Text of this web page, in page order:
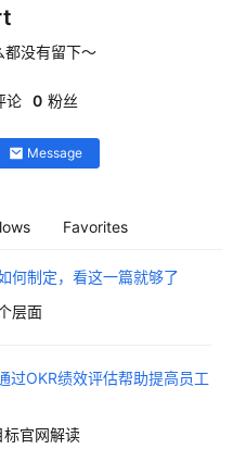
都没有留下～
论 0 粉丝
Message
Favorites
何制定，看这一篇就够了
层面
过OKR绩效评估帮助提高员工
官网解读